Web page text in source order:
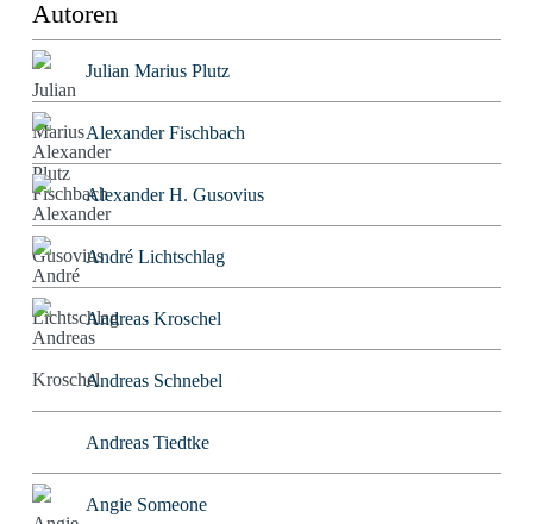
Autoren
Julian Marius Plutz
Alexander Fischbach
Alexander H. Gusovius
André Lichtschlag
Andreas Kroschel
Andreas Schnebel
Andreas Tiedtke
Angie Someone